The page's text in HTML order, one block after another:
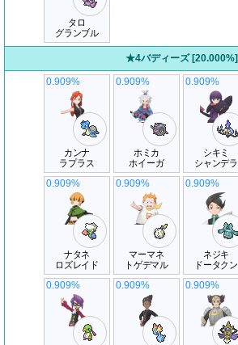
タロ
グランブル
★4バディーズ [20.000%]
カンナ
ラプラス
0.909%
ホミカ
ホイーガ
0.909%
シキミ
シャンデラ
0.909%
ナタネ
ロズレイド
0.909%
マーマネ
トゲデマル
0.909%
ネジキ
ドータクン
0.909%
0.909% 0.909% 0.909%